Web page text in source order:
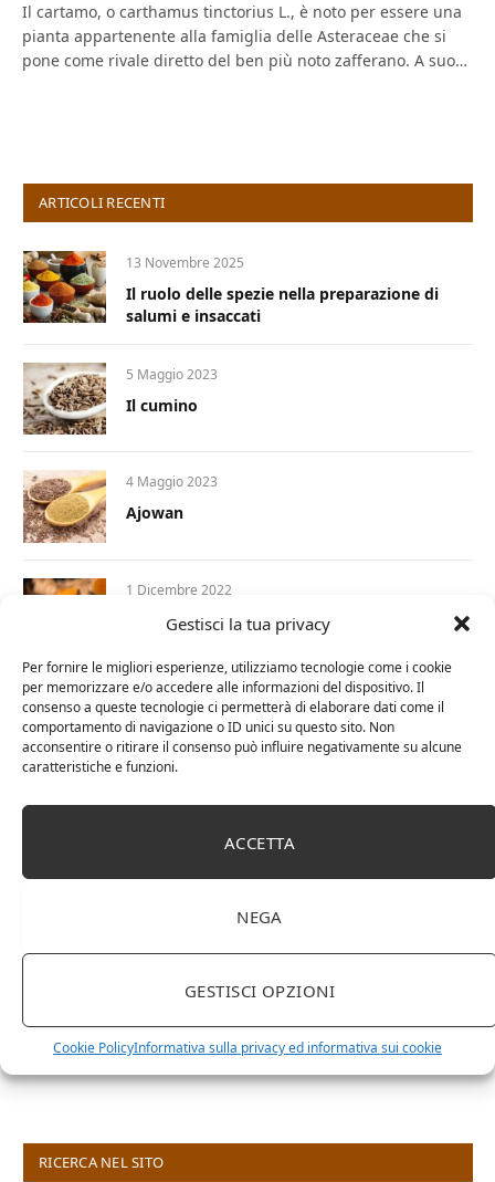
Gestisci la tua privacy
Per fornire le migliori esperienze, utilizziamo tecnologie come i cookie
per memorizzare e/o accedere alle informazioni del dispositivo. Il
consenso a queste tecnologie ci permetterà di elaborare dati come il
comportamento di navigazione o ID unici su questo sito. Non
acconsentire o ritirare il consenso può influire negativamente su alcune
caratteristiche e funzioni.
ACCETTA
NEGA
GESTISCI OPZIONI
Cookie PolicyInformativa sulla privacy ed informativa sui cookie
Il cartamo, o carthamus tinctorius L., è noto per essere una
pianta appartenente alla famiglia delle Asteraceae che si
pone come rivale diretto del ben più noto zafferano. A suo…
ARTICOLI RECENTI
13 Novembre 2025
Il ruolo delle spezie nella preparazione di
salumi e insaccati
5 Maggio 2023
Il cumino
4 Maggio 2023
Ajowan
1 Dicembre 2022
Curcumina: tutte le proprietà e i benefici per
17 Novembre 2022
Le spezie in cucina: 3 libri imperdibili
RICERCA NEL SITO